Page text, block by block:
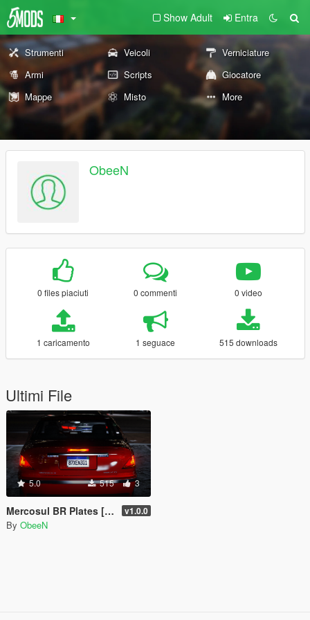
Show Adult Entra
Strumenti Veicoli
Verniciature
Armi
Scripts
Giocatore
Mappe
Misto More
ObeeN
0 files piaciuti 0 commenti 0 video
1 caricamento 1 seguace 515 downloads
Ultimi File
5.0 515 3
Mercosul BR Plates [Add-On | Reflective | Real Font] v1.0.0
By ObeeN